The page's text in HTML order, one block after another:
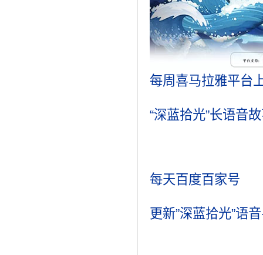
每周喜马拉雅平台
“深蓝拾光”长语音
每天百度百家号
更新”深蓝拾光”语